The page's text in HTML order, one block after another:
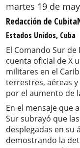
martes 19 de
Redacción de
Estados Unidos, Cuba
El Comando Sur
cuenta oficial de X
militares en el
terrestres, aéreas
por el aumento de
En el mensaje que
Sur subrayó que
desplegadas en su
demostrando la